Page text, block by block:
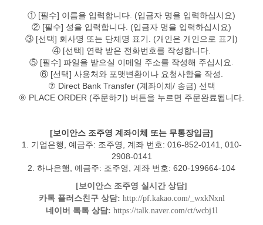
① [필수] 이름을 입력합니다. (입금자 명을 입력하십시요)
② [필수] 성을 입력합니다. (입금자 명을 입력하십시요)
③ [선택] 회사명 또는 단체명 표기. (개인은 개인으로 표기)
④ [선택] 연락 받은 전화번호를 작성합니다.
⑤ [필수] 파일을 받으실 이메일 주소를 작성해 주십시요.
⑥ [선택] 사용처와 포맷변환이나 요청사항을 작성.
⑦ Direct Bank Transfer (계좌이체/ 송금) 선택
⑧ PLACE ORDER (주문하기) 버튼을 누르면 주문완료됩니다.
[보이안스 조주영 계좌이체 또는 무통장입금]
1. 기업은행, 예금주: 조주영, 계좌 번호: 016-852-0141, 010-
2908-0141
2. 하나은행, 예금주: 조주영, 계좌 번호: 620-199664-104
[보이안스 조주영 실시간 상담]
카톡 플러스친구 상담: http://pf.kakao.com/_wxkNxnl
네이버 톡톡 상담: https://talk.naver.com/ct/wcbj1l